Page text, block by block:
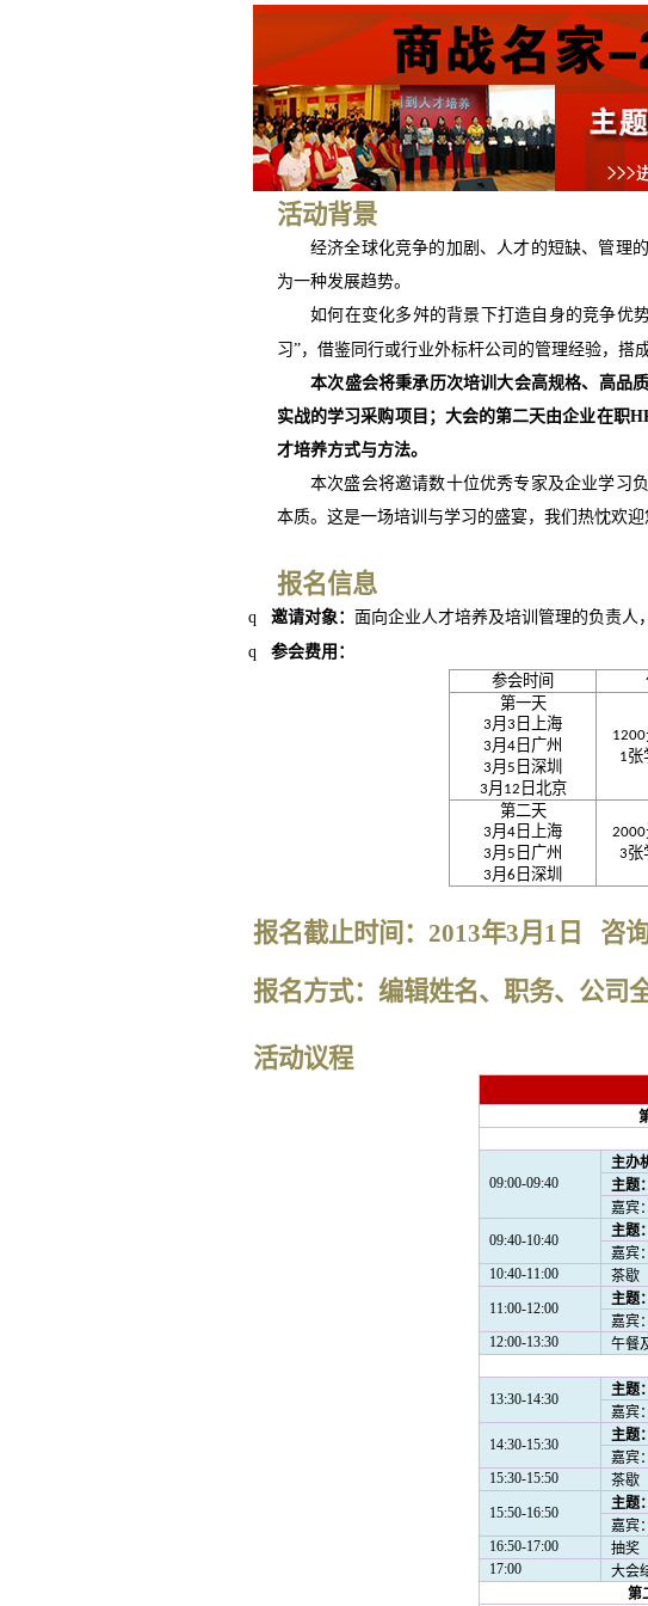
活动背景
经济全球化竞争的加剧、人才的短缺、管理
为一种发展趋势。
如何在变化多舛的背景下打造自身的竞争优
习”，借鉴同行或行业外标杆公司的管理经验，搭
本次盛会将秉承历次培训大会高规格、高品质
实战的学习采购项目；大会的第二天由企业在职
才培养方式与方法。
本次盛会将邀请数十位优秀专家及企业学习
本质。这是一场培训与学习的盛宴，我们热忱欢迎
报名信息
q 邀请对象： 面向企业人才培养及培训管理的负责人
q
参会费用：
参会时间
第一天
3月3 日上海
3月4 日广州
3月5 日深圳
3月 12 日北京
1200
1张
第二天
3月4 日上海
3月5 日广州
3月6 日深圳
2000
3张
报名截止时间：2013年3月1日 咨
报名方式：编辑姓名、职务、公司
活动议程
09:00-09:40
主办
主题
嘉宾
09:40-10:40
主题
嘉宾
10:40-11:00
茶歇
11:00-12:00
主题
嘉宾
12:00-13:30
午餐
13:30-14:30
主题：
嘉宾
14:30-15:30
主题
嘉宾
15:30-15:50
茶歇
15:50-16:50
主题
嘉宾
16:50-17:00
抽奖
17:00
大会
第